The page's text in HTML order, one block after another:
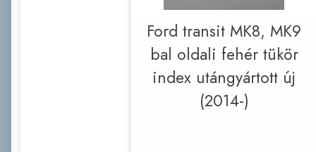
Ford transit MK8, MK9
bal oldali fehér tükör
index utángyártott új
(2014-)